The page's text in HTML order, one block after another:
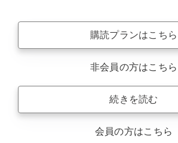
購読プランはこちら
非会員の方はこちら
続きを読む
会員の方はこちら